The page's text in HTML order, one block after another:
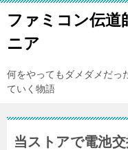
ファミコン伝道
ニア
何をやってもダメダメだっ
ていく物語
当ストアで電池